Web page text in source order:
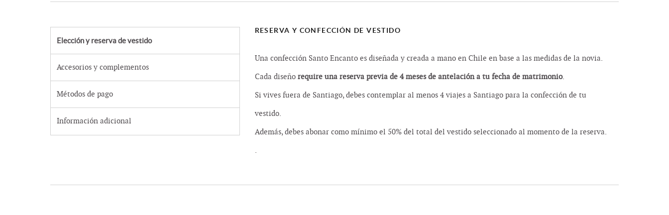
Elección y reserva de vestido
Accesorios y complementos
Métodos de pago
Información adicional
RESERVA Y CONFECCIÓN DE VESTIDO
Una confección Santo Encanto es diseñada y creada a mano en Chile en base a las medidas de la novia.
Cada diseño require una reserva previa de 4 meses de antelación a tu fecha de matrimonio.
Si vives fuera de Santiago, debes contemplar al menos 4 viajes a Santiago para la confección de tu
vestido.
Además, debes abonar como mínimo el 50% del total del vestido seleccionado al momento de la reserva.
.